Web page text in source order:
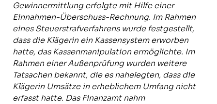
Gewinnermittlung erfolgte mit Hilfe einer
Einnahmen-Überschuss-Rechnung. Im Rahmen
eines Steuerstrafverfahrens wurde festgestellt,
dass die Klägerin ein Kassensystem erworben
hatte, das Kassenmanipulation ermöglichte. Im
Rahmen einer Außenprüfung wurden weitere
Tatsachen bekannt, die es nahelegten, dass die
Klägerin Umsätze in erheblichem Umfang nicht
erfasst hatte. Das Finanzamt nahm